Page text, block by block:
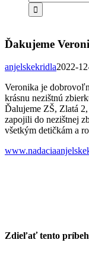
Ďakujeme
anjelskekridla2022-
Veronika je
krásnu nezištnú
Ďalujeme ZŠ, Zlatá
zapojili do nezištnej
všetkým detičkám a
Zdieľať tento